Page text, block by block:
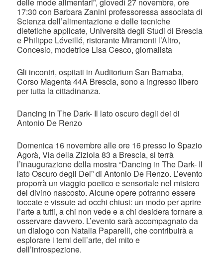
17:30 con Barbara Zanini professoressa associata di
Scienza dell’alimentazione e delle tecniche
dietetiche applicate, Università degli Studi di Brescia
e Philippe Léveillé, ristorante Miramonti l’Altro,
Concesio, modetrice Lisa Cesco, giornalista
Gli incontri, ospitati in Auditorium San Barnaba,
Corso Magenta 44A Brescia, sono a ingresso libero
per tutta la cittadinanza.
Dancing in The Dark- Il lato oscuro degli dei di
Antonio De Renzo
Domenica 16 novembre alle ore 16 presso lo Spazio
Agorà, Via della Ziziola 83 a Brescia, si terrà
l’inaugurazione della mostra “Dancing in The Dark- Il
lato Oscuro degli Dei” di Antonio De Renzo. L’evento
proporrà un viaggio poetico e sensoriale nel mistero
del divino nascosto. Alcune opere potranno essere
toccate e vissute ad occhi chiusi: un modo per aprire
l’arte a tutti, a chi non vede e a chi desidera tornare a
osservare davvero. L’evento sarà accompagnato da
un dialogo con Natalia Paparelli, che contribuirà a
esplorare i temi dell’arte, del mito e
dell’introspezione.